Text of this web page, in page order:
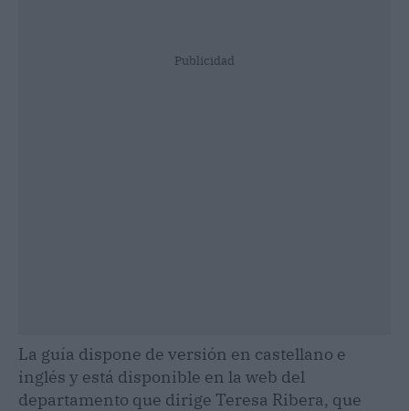
Publicidad
La guía dispone de versión en castellano e
inglés y está disponible en la web del
departamento que dirige Teresa Ribera, que